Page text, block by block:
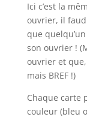
Ici c’est la
ouvrier, il
que
son ouvrier !
ouvrier et
mais BREF !)
Chaque carte
couleur (bleu